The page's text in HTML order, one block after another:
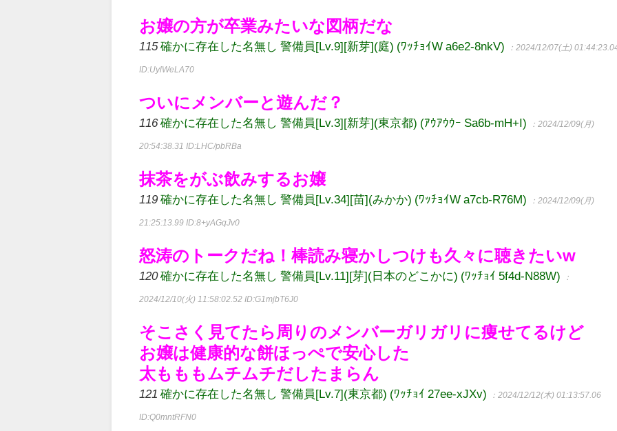
お嬢の方が卒業みたいな図柄だな
115 確かに存在した名無し 警備員[Lv.9][新芽](庭) (ﾜｯﾁｮｲW a6e2-8nkV) ：2024/12/07(土)
ID:UylWeLA70
ついにメンバーと遊んだ？
116 確かに存在した名無し 警備員[Lv.3][新芽](東京都) (ｱｳｱｳｳｰ Sa6b-mH+I) ：2024/12/09(月)
20:54:38.31ID:LHC/pbRBa
抹茶をがぶ飲みするお嬢
119 確かに存在した名無し 警備員[Lv.34][苗](みかか) (ﾜｯﾁｮｲW a7cb-R76M) ：2024/12/09(月)
21:25:13.99ID:8+yAGqJv0
怒涛のトークだね！棒読み寝かしつけも久々に聴きたいw
120 確かに存在した名無し 警備員[Lv.11][芽](日本のどこかに) (ﾜｯﾁｮｲ 5f4d-N88W) ：
2024/12/10(火) 11:58:02.52ID:G1mjbT6J0
そこさく見てたら周りのメンバーガリガリに痩せてるけど
お嬢は健康的な餅ほっぺで安心した
太もももムチムチだしたまらん
121 確かに存在した名無し 警備員[Lv.7](東京都) (ﾜｯﾁｮｲ 27ee-xJXv) ：2024/12/12(木) 01:13:57.06
ID:Q0mntRFN0